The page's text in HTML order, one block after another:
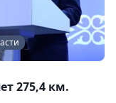
275,4 км.